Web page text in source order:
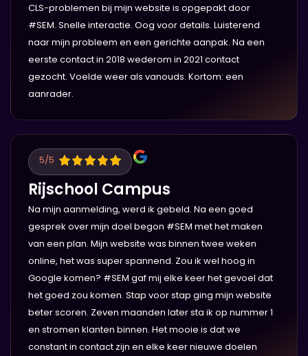
CLS-problemen bij mijn website is opgepakt door
#SEM. Snelle interactie. Oog voor details. Luisterend
naar mijn probleem en een gerichte aanpak. Na een
eerste contact in 2018 wederom in 2021 contact
gezocht. Voelde weer als vanouds. Kortom: een
aanrader.
5/5
Rijschool Campus
Na mijn aanmelding, werd ik gebeld. Na een goed
gesprek over mijn doel begon #SEM met het maken
van een plan. Mijn website was binnen twee weken
online, het was super spannend. Zou ik wel hoog in
Google komen? #SEM gaf mij elke keer het gevoel dat
het goed zou komen. Stap voor stap ging mijn website
beter scoren. Zeven maanden later sta ik op nummer 1
en stromen klanten binnen. Het mooie is dat we
constant in contact zijn en elke keer nieuwe doelen